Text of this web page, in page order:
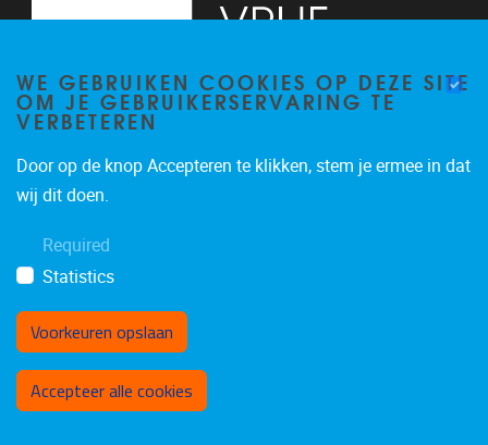
Privacy policy
WE GEBRUIKEN COOKIES OP DEZE SITE
OM JE GEBRUIKERSERVARING TE
VERBETEREN
Door op de knop Accepteren te klikken, stem je ermee in dat
wij dit doen.
Required
Statistics
Voorkeuren opslaan
Accepteer alle cookies